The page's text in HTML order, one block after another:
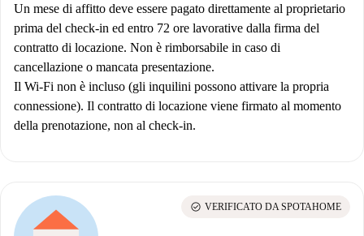
Un mese di affitto deve essere pagato direttamente al proprietario
prima del check-in ed entro 72 ore lavorative dalla firma del
contratto di locazione. Non è rimborsabile in caso di
cancellazione o mancata presentazione.
Il Wi-Fi non è incluso (gli inquilini possono attivare la propria
connessione). Il contratto di locazione viene firmato al momento
della prenotazione, non al check-in.
check_circle VERIFICATO DA SPOTAHOME